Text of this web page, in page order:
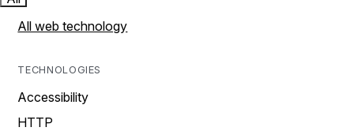
All web technology
TECHNOLOGIES
Accessibility
HTTP